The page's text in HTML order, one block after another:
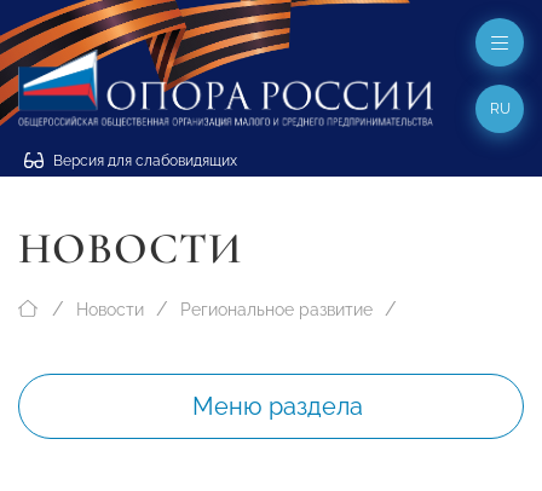
Версия для слабовидящих
RU
НОВОСТИ
Новости Региональное развитие
Меню раздела